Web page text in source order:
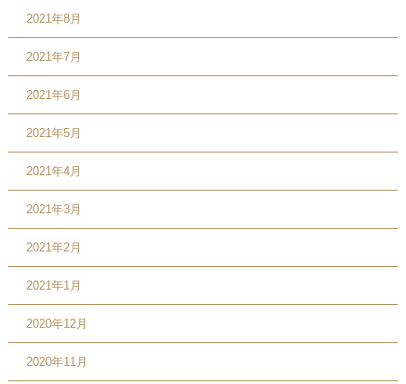
2021年8月
2021年7月
2021年6月
2021年5月
2021年4月
2021年3月
2021年2月
2021年1月
2020年12月
2020年11月